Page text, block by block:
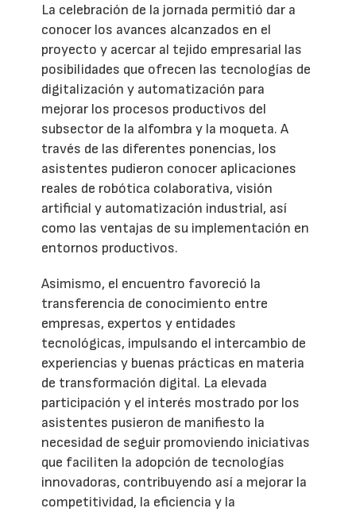
La celebración de la jornada permitió dar a
conocer los avances alcanzados en el
proyecto y acercar al tejido empresarial las
posibilidades que ofrecen las tecnologías de
digitalización y automatización para
mejorar los procesos productivos del
subsector de la alfombra y la moqueta. A
través de las diferentes ponencias, los
asistentes pudieron conocer aplicaciones
reales de robótica colaborativa, visión
artificial y automatización industrial, así
como las ventajas de su implementación en
entornos productivos.
Asimismo, el encuentro favoreció la
transferencia de conocimiento entre
empresas, expertos y entidades
tecnológicas, impulsando el intercambio de
experiencias y buenas prácticas en materia
de transformación digital. La elevada
participación y el interés mostrado por los
asistentes pusieron de manifiesto la
necesidad de seguir promoviendo iniciativas
que faciliten la adopción de tecnologías
innovadoras, contribuyendo así a mejorar la
competitividad, la eficiencia y la